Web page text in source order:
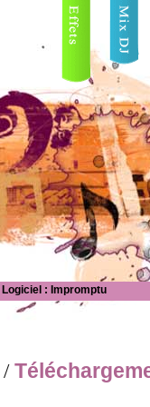
Logiciel : Impromptu
/